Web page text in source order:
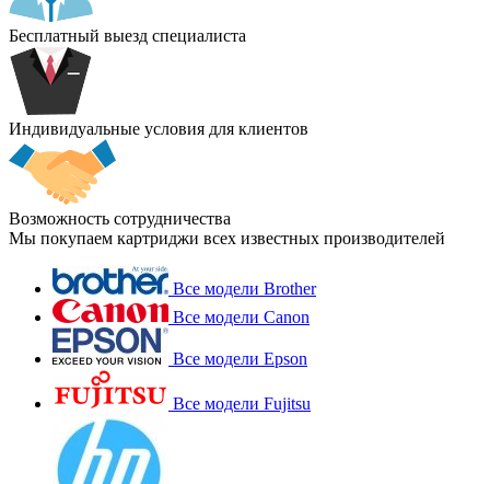
Бесплатный выезд специалиста
Индивидуальные условия для клиентов
Возможность сотрудничества
Мы покупаем картриджи всех известных производителей
Все модели Brother
Все модели Canon
Все модели Epson
Все модели Fujitsu